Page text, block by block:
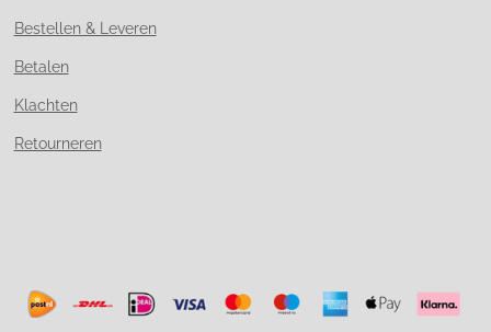
Bestellen & Leveren
Betalen
Klachten
Retourneren